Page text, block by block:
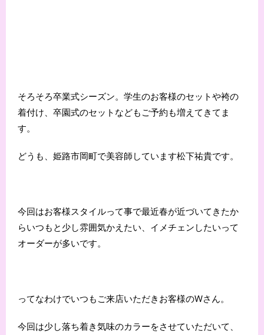
そろそろ卒業式シーズン。学生のお客様のセットや袴の
着付け、卒園式のセットなどもご予約も増えてきてま
す。
どうも、姫路市岡町で美容師しています松下祐貴です。
今回はお客様スタイルって事で最近春が近づいてきたか
らいつもと少し雰囲気かえたい、イメチェンしたいって
オーダーが多いです。
ってなわけでいつもご来店いただきお客様のWさん。
今回は少し落ち着き気味のカラーをさせていただいて、